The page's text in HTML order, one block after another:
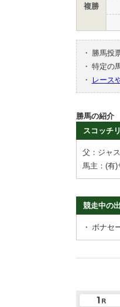
複勝
・
勝馬投
・ 特定の
・
レース
勝馬の紹介
スコッチ
父：ジャ
馬主：(有
競走中の
・ ボナセ